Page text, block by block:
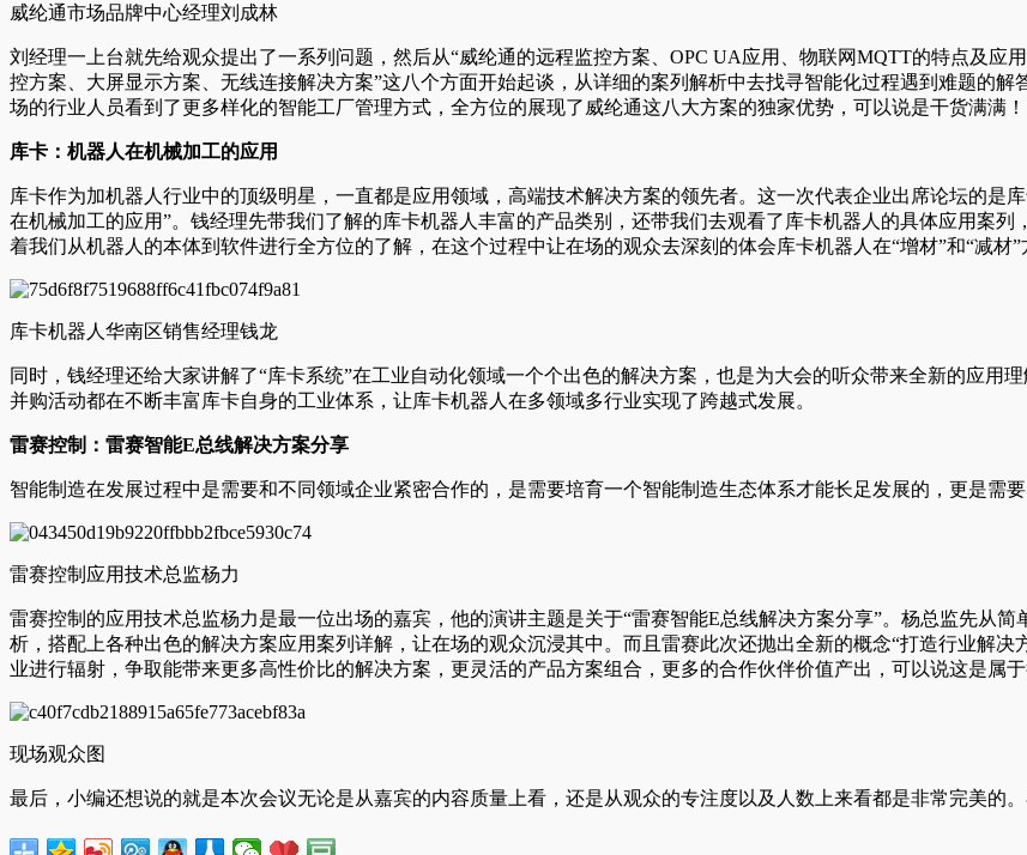
威纶通市场品牌中心经理刘成林
刘经理一上台就先给观众提出了一系列问题，然后从“威纶通的远程监控方案、OPC UA应用、物联网MQTT的特点及应
控方案、大屏显示方案、无线连接解决方案”这八个方面开始起谈，从详细的案列解析中去找寻智能化过程遇到难题的
场的行业人员看到了更多样化的智能工厂管理方式，全方位的展现了威纶通这八大方案的独家优势，可以说是干货满满！
库卡：机器人在机械加工的应用
库卡作为加机器人行业中的顶级明星，一直都是应用领域，高端技术解决方案的领先者。这一次代表企业出席论坛的是
在机械加工的应用”。钱经理先带我们了解的库卡机器人丰富的产品类别，还带我们去观看了库卡机器人的具体应用案
着我们从机器人的本体到软件进行全方位的了解，在这个过程中让在场的观众去深刻的体会库卡机器人在“增材”和“减材”
库卡机器人华南区销售经理钱龙
同时，钱经理还给大家讲解了“库卡系统”在工业自动化领域一个个出色的解决方案，也是为大会的听众带来全新的应用
并购活动都在不断丰富库卡自身的工业体系，让库卡机器人在多领域多行业实现了跨越式发展。
雷赛控制：雷赛智能E总线解决方案分享
智能制造在发展过程中是需要和不同领域企业紧密合作的，是需要培育一个智能制造生态体系才能长足发展的，更是需
雷赛控制应用技术总监杨力
雷赛控制的应用技术总监杨力是最一位出场的嘉宾，他的演讲主题是关于“雷赛智能E总线解决方案分享”。杨总监先从
析，搭配上各种出色的解决方案应用案列详解，让在场的观众沉浸其中。而且雷赛此次还抛出全新的概念“打造行业解
业进行辐射，争取能带来更多高性价比的解决方案，更灵活的产品方案组合，更多的合作伙伴价值产出，可以说这是属
现场观众图
最后，小编还想说的就是本次会议无论是从嘉宾的内容质量上看，还是从观众的专注度以及人数上来看都是非常完美的